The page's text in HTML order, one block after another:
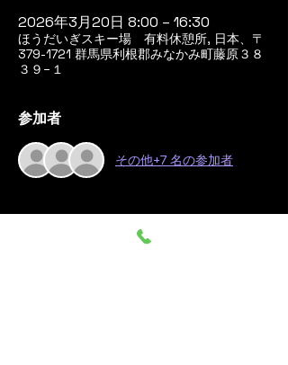
2026年3月20日 8:00 – 16:30
ほうだいぎスキー場 有料休憩所, 日本、〒
379-1721 群馬県利根郡みなかみ町藤原３８
３９−１
参加者
その他+7 名の参加者